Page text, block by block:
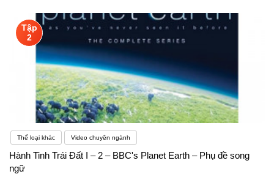
Tập
2
Thể loại khác Video chuyên ngành
Hành Tinh Trái Đất I – 2 – BBC's Planet Earth – Phụ đề song
ngữ